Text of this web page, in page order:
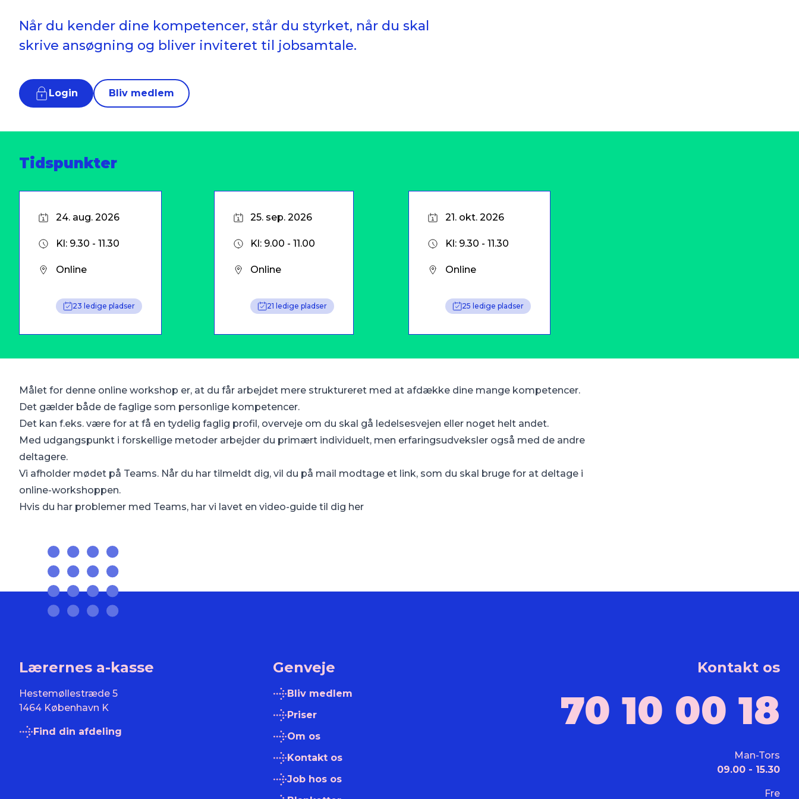
Når du kender dine kompetencer, står du styrket, når du skal
skrive ansøgning og bliver inviteret til jobsamtale.
Login Bliv medlem
Tidspunkter
24. aug. 2026
Kl: 9.30 - 11.30
Online
23 ledige pladser
25. sep. 2026
Kl: 9.00 - 11.00
Online
21 ledige pladser
21. okt. 2026
Kl: 9.30 - 11.30
Online
25 ledige pladser
Målet for denne online workshop er, at du får arbejdet mere struktureret med at afdække dine mange kompetencer.
Det gælder både de faglige som personlige kompetencer.
Det kan f.eks. være for at få en tydelig faglig profil, overveje om du skal gå ledelsesvejen eller noget helt andet.
Med udgangspunkt i forskellige metoder arbejder du primært individuelt, men erfaringsudveksler også med de andre
deltagere.
Vi afholder mødet på Teams. Når du har tilmeldt dig, vil du på mail modtage et link, som du skal bruge for at deltage i
online-workshoppen.
Hvis du har problemer med Teams, har vi lavet en video-guide til dig her
Lærernes a-kasse
Hestemøllestræde 5
1464 København K
Find din afdeling
Kontakt os
70 10 00 18
Man-Tors
09.00 - 15.30
Fre
Genveje
Bliv medlem
Priser
Om os
Kontakt os
Job hos os